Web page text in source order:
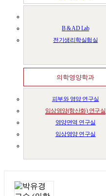
B & AD Lab
전기생리학실험실
의학영양학과
피부와 영양 연구실
임상영양(항산화) 연구실
영양면역 연구실
임상영양 연구실